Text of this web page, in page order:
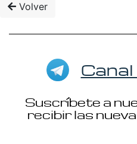
Volver
Suscríbete a
recibir las